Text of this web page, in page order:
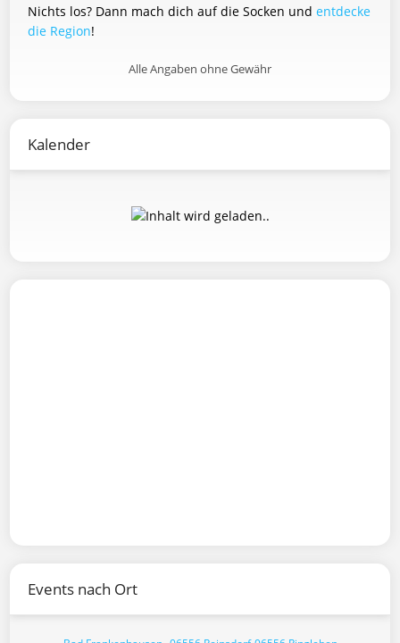
Nichts los? Dann mach dich auf die Socken und entdecke
die Region!
Alle Angaben ohne Gewähr
Kalender
Events nach Ort